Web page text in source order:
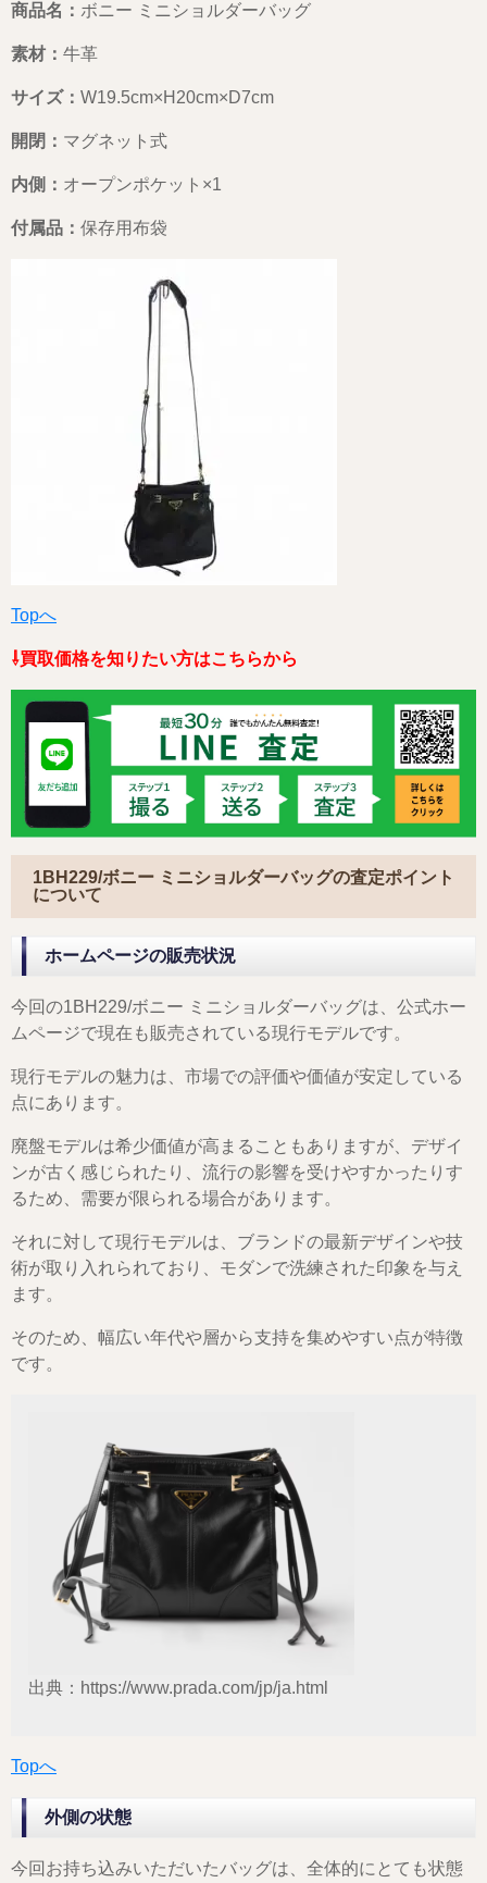
商品名： ボニー ミニショルダーバッグ
素材： 牛革
サイズ： W19.5cm×H20cm×D7cm
開閉： マグネット式
内側： オープンポケット×1
付属品： 保存用布袋
Topへ
⇩買取価格を知りたい方はこちらから
1BH229/ボニー ミニショルダーバッグの査定ポイント
について
ホームページの販売状況
今回の1BH229/ボニー ミニショルダーバッグは、公式ホー
ムページで現在も販売されている現行モデルです。
現行モデルの魅力は、市場での評価や価値が安定している
点にあります。
廃盤モデルは希少価値が高まることもありますが、デザイ
ンが古く感じられたり、流行の影響を受けやすかったりす
るため、需要が限られる場合があります。
それに対して現行モデルは、ブランドの最新デザインや技
術が取り入れられており、モダンで洗練された印象を与え
ます。
そのため、幅広い年代や層から支持を集めやすい点が特徴
です。
出典：https://www.prada.com/jp/ja.html
Topへ
外側の状態
今回お持ち込みいただいたバッグは、全体的にとても状態